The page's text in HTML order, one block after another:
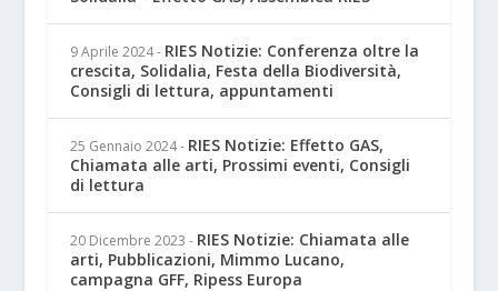
9 Aprile 2024 - RIES Notizie: Conferenza oltre la
crescita, Solidalia, Festa della Biodiversità,
Consigli di lettura, appuntamenti
25 Gennaio 2024 - RIES Notizie: Effetto GAS,
Chiamata alle arti, Prossimi eventi, Consigli
di lettura
20 Dicembre 2023 - RIES Notizie: Chiamata alle
arti, Pubblicazioni, Mimmo Lucano,
campagna GFF, Ripess Europa